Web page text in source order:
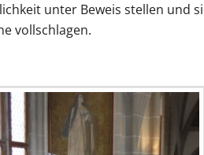
unter Beweis stellen und
vollschlagen.